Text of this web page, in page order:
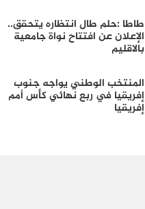
طاطا :حلم طال انتظاره يتحقق..
الإعلان عن افتتاح نواة جامعية
بالاقليم
المنتخب الوطني يواجه جنوب
إفريقيا في ربع نهائي كأس أمم
إفريقيا